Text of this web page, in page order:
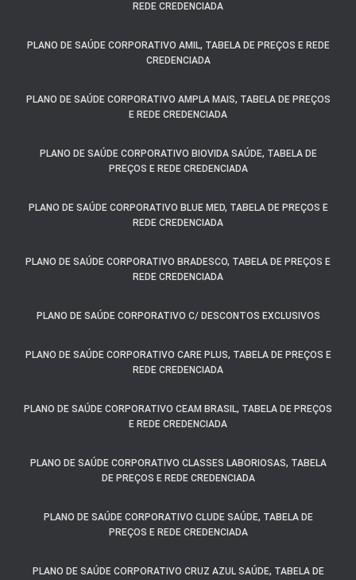
REDE CREDENCIADA
PLANO DE SAÚDE CORPORATIVO AMIL, TABELA DE PREÇOS E REDE
CREDENCIADA
PLANO DE SAÚDE CORPORATIVO AMPLA MAIS, TABELA DE PREÇOS
E REDE CREDENCIADA
PLANO DE SAÚDE CORPORATIVO BIOVIDA SAÚDE, TABELA DE
PREÇOS E REDE CREDENCIADA
PLANO DE SAÚDE CORPORATIVO BLUE MED, TABELA DE PREÇOS E
REDE CREDENCIADA
PLANO DE SAÚDE CORPORATIVO BRADESCO, TABELA DE PREÇOS E
REDE CREDENCIADA
PLANO DE SAÚDE CORPORATIVO C/ DESCONTOS EXCLUSIVOS
PLANO DE SAÚDE CORPORATIVO CARE PLUS, TABELA DE PREÇOS E
REDE CREDENCIADA
PLANO DE SAÚDE CORPORATIVO CEAM BRASIL, TABELA DE PREÇOS
E REDE CREDENCIADA
PLANO DE SAÚDE CORPORATIVO CLASSES LABORIOSAS, TABELA
DE PREÇOS E REDE CREDENCIADA
PLANO DE SAÚDE CORPORATIVO CLUDE SAÚDE, TABELA DE
PREÇOS E REDE CREDENCIADA
PLANO DE SAÚDE CORPORATIVO CRUZ AZUL SAÚDE, TABELA DE